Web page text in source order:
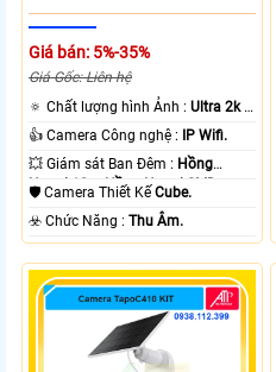
Giá bán: 5%-35%
Giá Gốc: Liên hệ
🔅 Chất lượng hình Ảnh :Ultra 2k +
.
👍 Camera Công nghệ :
IP Wifi.
💥 Giám sát Ban Đêm : Hồng
Ngoại 10m Hồng Ngoại SMD.
🛡 Camera Thiết KếCube.
️☣️ Chức Năng :Thu Âm.